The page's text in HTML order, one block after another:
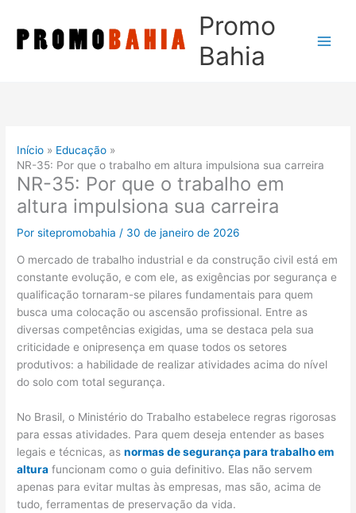
Promo
Bahia
Início
Educação
NR-35: Por que o trabalho em altura impulsiona sua carreira
NR-35: Por que o trabalho em
altura impulsiona sua carreira
Porsitepromobahia / 30 de janeiro de 2026
O mercado de trabalho industrial e da construção civil está em
constante evolução, e com ele, as exigências por segurança e
qualificação tornaram-se pilares fundamentais para quem
busca uma colocação ou ascensão profissional. Entre as
diversas competências exigidas, uma se destaca pela sua
criticidade e onipresença em quase todos os setores
produtivos: a habilidade de realizar atividades acima do nível
do solo com total segurança.
No Brasil, o Ministério do Trabalho estabelece regras rigorosas
para essas atividades. Para quem deseja entender as bases
legais e técnicas, asnormas de segurança para trabalho em
altura funcionam como o guia definitivo. Elas não servem
apenas para evitar multas às empresas, mas são, acima de
tudo, ferramentas de preservação da vida.